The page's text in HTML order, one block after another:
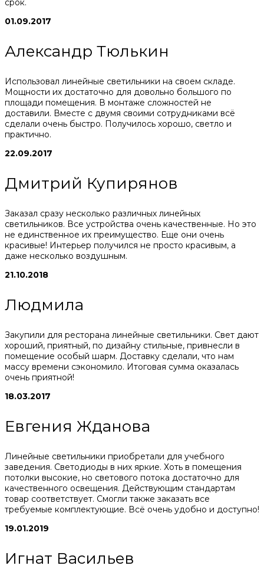
срок.
01.09.2017
Александр Тюлькин
Использовал линейные светильники на своем складе.
Мощности их достаточно для довольно большого по
площади помещения. В монтаже сложностей не
доставили. Вместе с двумя своими сотрудниками всё
сделали очень быстро. Получилось хорошо, светло и
практично.
22.09.2017
Дмитрий Купирянов
Заказал сразу несколько различных линейных
светильников. Все устройства очень качественные. Но это
не единственное их преимущество. Еще они очень
красивые! Интерьер получился не просто красивым, а
даже несколько воздушным.
21.10.2018
Людмила
Закупили для ресторана линейные светильники. Свет дают
хороший, приятный, по дизайну стильные, привнесли в
помещение особый шарм. Доставку сделали, что нам
массу времени сэкономило. Итоговая сумма оказалась
очень приятной!
18.03.2017
Евгения Жданова
Линейные светильники приобретали для учебного
заведения. Светодиоды в них яркие. Хоть в помещения
потолки высокие, но светового потока достаточно для
качественного освещения. Действующим стандартам
товар соответствует. Смогли также заказать все
требуемые комплектующие. Всё очень удобно и доступно!
19.01.2019
Игнат Васильев